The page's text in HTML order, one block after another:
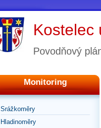
Kostelec
Povodňový
Monitoring
Srážkoměry
Hladinoměry